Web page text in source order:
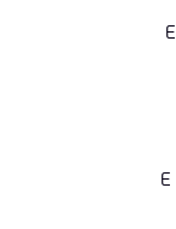
E
E